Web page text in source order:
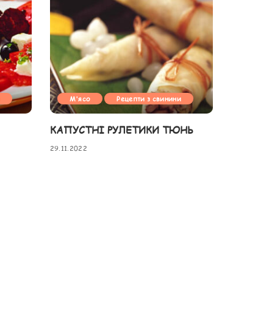
М'ясо Рецепти з свинини
КАПУСТНІ РУЛЕТИКИ ТЮНЬ
29.11.2022